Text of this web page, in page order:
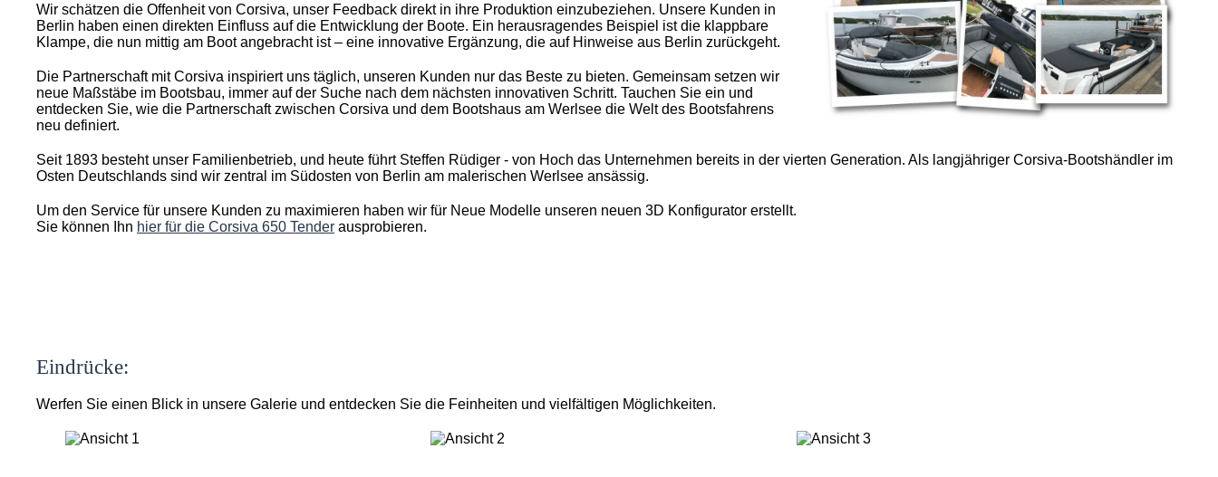
Wir schätzen die Offenheit von Corsiva, unser Feedback direkt in ihre Produktion einzubeziehen. Unsere Kunden in
Berlin haben einen direkten Einfluss auf die Entwicklung der Boote. Ein herausragendes Beispiel ist die klappbare
Klampe, die nun mittig am Boot angebracht ist – eine innovative Ergänzung, die auf Hinweise aus Berlin zurückgeht.
Die Partnerschaft mit Corsiva inspiriert uns täglich, unseren Kunden nur das Beste zu bieten. Gemeinsam setzen wir
neue Maßstäbe im Bootsbau, immer auf der Suche nach dem nächsten innovativen Schritt. Tauchen Sie ein und
entdecken Sie, wie die Partnerschaft zwischen Corsiva und dem Bootshaus am Werlsee die Welt des Bootsfahrens
neu definiert.
Seit 1893 besteht unser Familienbetrieb, und heute führt Steffen Rüdiger - von Hoch das Unternehmen bereits in der vierten Generation. Als langjähriger Corsiva-Bootshändler im
Osten Deutschlands sind wir zentral im Südosten von Berlin am malerischen Werlsee ansässig.
Um den Service für unsere Kunden zu maximieren haben wir für Neue Modelle unseren neuen 3D Konfigurator erstellt.
Sie können Ihn hier für die Corsiva 650 Tender ausprobieren.
Eindrücke:
Werfen Sie einen Blick in unsere Galerie und entdecken Sie die Feinheiten und vielfältigen Möglichkeiten.